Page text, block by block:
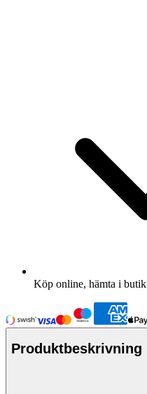
Köp online, hämta i butik
Produktbeskrivning